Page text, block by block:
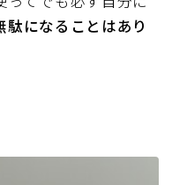
駄になることはあり